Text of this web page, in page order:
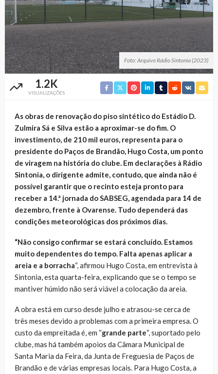
Foto: Arquivo Rádio Sintonia (2023)
1.2K
VISUALIZAÇÕES
As obras de renovação do piso sintético do Estádio D.
Zulmira Sá e Silva estão a aproximar-se do fim. O
investimento, de 210 mil euros, representa para o
presidente do Paços de Brandão, Hugo Costa, um ponto
de viragem na história do clube. Em declarações à Rádio
Sintonia, o dirigente admite, contudo, que ainda não é
possível garantir que o recinto esteja pronto para
receber a 14.ª jornada do SABSEG, agendada para 14 de
dezembro, frente à Ovarense. Tudo dependerá das
condições meteorológicas dos próximos dias.
“Não consigo confirmar se estará concluído. Estamos
muito dependentes do tempo. Falta apenas aplicar a
areia e a borracha“, afirmou Hugo Costa, em entrevista à
Sintonia, esta quarta-feira, explicando que se o tempo se
mantiver húmido não será viável a colocação da areia.
A obra está em curso desde julho e atrasou-se cerca de
três meses devido a problemas com a primeira empresa. O
custo da empreitada é, em “grande parte“, suportado pelo
clube, mas há também apoios da Câmara Municipal de
Santa Maria da Feira, da Junta de Freguesia de Paços de
Brandão e de várias empresas locais. Para Hugo Costa, a